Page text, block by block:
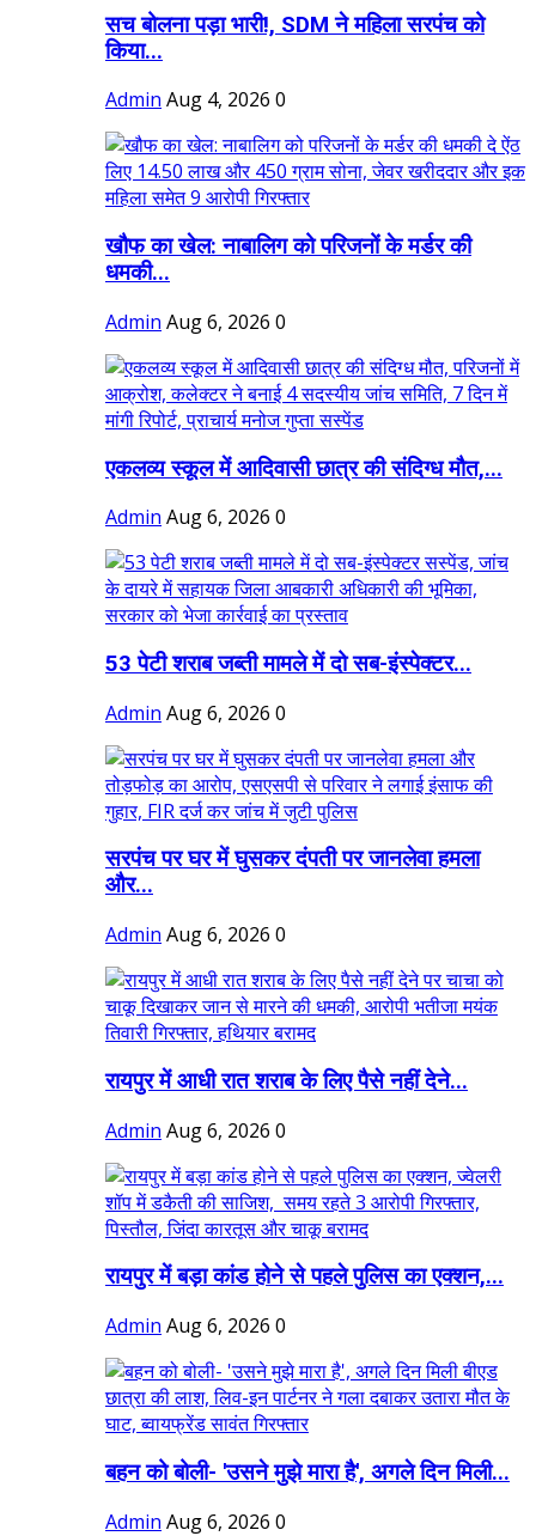
सच बोलना पड़ा भारी!, SDM ने महिला सरपंच को
किया...
Admin Aug 4, 2026 0
खौफ का खेल: नाबालिग को परिजनों के मर्डर की
धमकी...
Admin Aug 6, 2026 0
एकलव्य स्कूल में आदिवासी छात्र की संदिग्ध मौत,...
Admin Aug 6, 2026 0
53 पेटी शराब जब्ती मामले में दो सब-इंस्पेक्टर...
Admin Aug 6, 2026 0
सरपंच पर घर में घुसकर दंपती पर जानलेवा हमला
और...
Admin Aug 6, 2026 0
रायपुर में आधी रात शराब के लिए पैसे नहीं देने...
Admin Aug 6, 2026 0
रायपुर में बड़ा कांड होने से पहले पुलिस का एक्शन,...
Admin Aug 6, 2026 0
बहन को बोली- 'उसने मुझे मारा है', अगले दिन मिली...
Admin Aug 6, 2026 0